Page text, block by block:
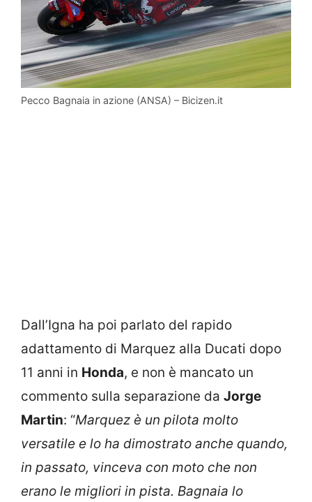
Pecco Bagnaia in azione (ANSA) – Bicizen.it
Dall’Igna ha poi parlato del rapido
adattamento di Marquez alla Ducati dopo
11 anni in Honda, e non è mancato un
commento sulla separazione da Jorge
Martin: “Marquez è un pilota molto
versatile e lo ha dimostrato anche quando,
in passato, vinceva con moto che non
erano le migliori in pista. Bagnaia lo